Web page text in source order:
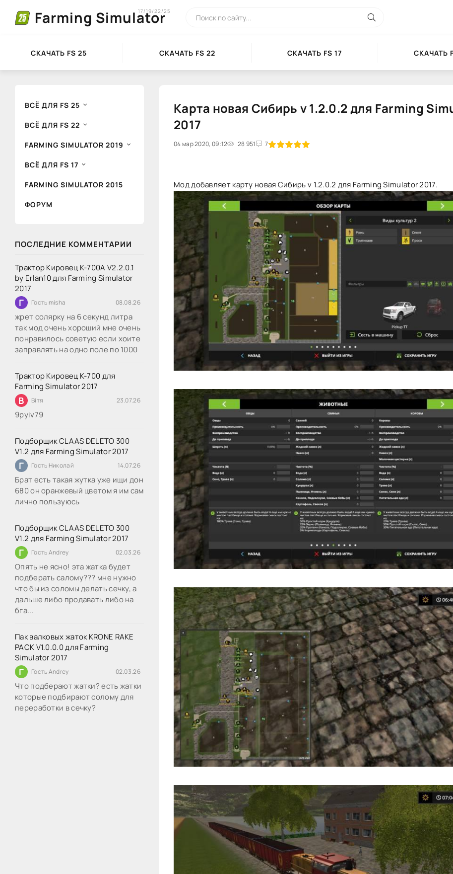
Farming Simulator
17/19/22/25
СКАЧАТЬ FS 25 СКАЧАТЬ FS 22 СКАЧАТЬ FS 17 СКАЧАТЬ
ВСЁ ДЛЯ FS 25
ВСЁ ДЛЯ FS 22
FARMING SIMULATOR 2019
ВСЁ ДЛЯ FS 17
FARMING SIMULATOR 2015
ФОРУМ
ПОСЛЕДНИЕ КОММЕНТАРИИ
Трактор Кировец К-700А V2.2.0.1
by Erlan10 для Farming Simulator
2017
Г Гость misha 08.08.26
жрет солярку на 6 секунд литра
так мод очень хороший мне очень
понравилось советую если хоите
заправлять на одно поле по 1000
Трактор Кировец К-700 для
Farming Simulator 2017
В Вітя 23.07.26
9руіv79
Подборщик CLAAS DELETO 300
V1.2 для Farming Simulator 2017
Г Гость Николай 14.07.26
Брат есть такая жутка уже ищи дон
680 он оранжевый цветом я им сам
лично пользуюсь
Подборщик CLAAS DELETO 300
V1.2 для Farming Simulator 2017
Г Гость Andrey 02.03.26
Опять не ясно! эта жатка будет
подберать салому??? мне нужно
что бы из соломы делать сечку, а
дальше либо продавать либо на
бга...
Пак валковых жаток KRONE RAKE
PACK V1.0.0.0 для Farming
Simulator 2017
Г Гость Andrey 02.03.26
Что подберают жатки? есть жатки
которые подбирают солому для
переработки в сечку?
Карта новая Сибирь v 1.2.0.2 для Farming
2017
04 мар 2020, 09:12 28 951 7
100 1 2 3 4 5
Мод добавляет карту новая Сибирь v 1.2.0.2 для Farming Simulator 2017.